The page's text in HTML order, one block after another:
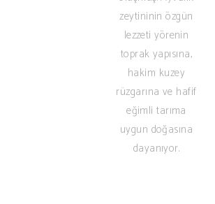
zeytininin özgün
lezzeti yörenin
toprak yapısına,
hakim kuzey
rüzgarına ve hafif
eğimli tarıma
uygun doğasına
dayanıyor.